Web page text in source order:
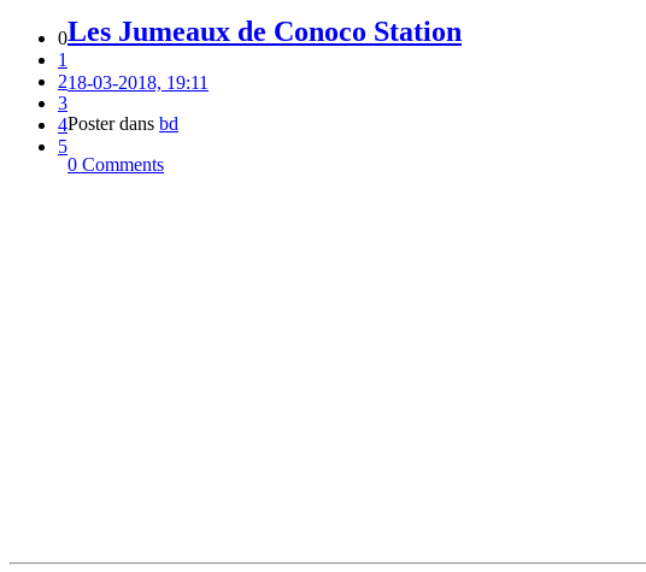
0
1
2
3
4
5
Les Jumeaux de Conoco Station
18-03-2018, 19:11
Poster dans bd
0 Comments